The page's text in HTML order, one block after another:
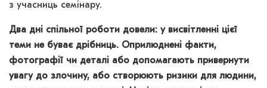
з учасниць семінару.
Два дні спільної роботи довели: у висвітленні цієї
теми не буває дрібниць. Оприлюднені факти,
фотографії чи деталі або допомагають привернути
увагу до злочину, або створюють ризики для людини,